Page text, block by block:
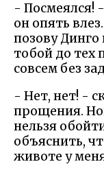
- Посмеялся!
он опять
позову Динго
тобой до тех
совсем без
- Нет, нет! -
прощения.
нельзя
объяснить,
животе у